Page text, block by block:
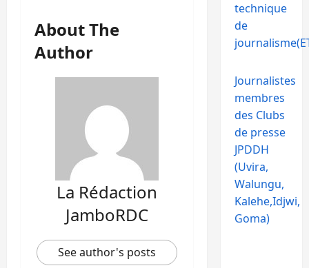
About The
Author
La Rédaction
JamboRDC
See author's posts
technique
de
Journalistes
membres
des Clubs
de presse
JPDDH
(Uvira,
Walungu,
Kalehe,Idjwi,
Goma)